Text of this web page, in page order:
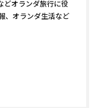
どオランダ旅行に役
、オランダ生活など